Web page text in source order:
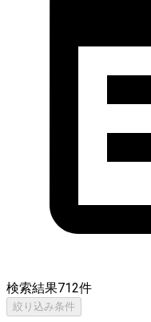
検索結果712件
絞り込み条件